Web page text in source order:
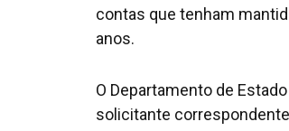
contas que tenham
anos.
O Departamento de
solicitante